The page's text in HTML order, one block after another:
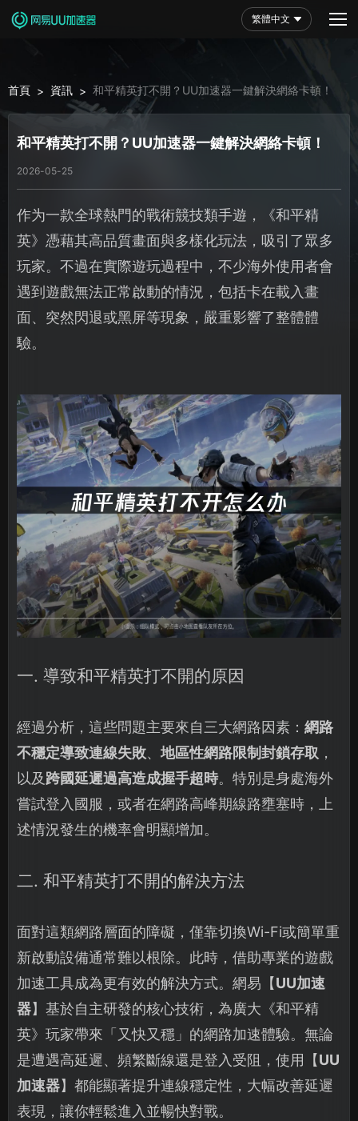
繁體中文
首頁 > 資訊 > 和平精英打不開？UU加速器一鍵解決網絡卡頓！
和平精英打不開？UU加速器一鍵解決網絡卡頓！
2026-05-25
作为一款全球熱門的戰術競技類手遊，《和平精
英》憑藉其高品質畫面與多樣化玩法，吸引了眾多
玩家。不過在實際遊玩過程中，不少海外使用者會
遇到遊戲無法正常啟動的情況，包括卡在載入畫
面、突然閃退或黑屏等現象，嚴重影響了整體體
驗。
一. 導致和平精英打不開的原因
經過分析，這些問題主要來自三大網路因素： 網路
不穩定導致連線失敗、 地區性網路限制封鎖存取 ，
以及跨國延遲過高造成握手超時。特別是身處海外
嘗試登入國服，或者在網路高峰期線路壅塞時，上
述情況發生的機率會明顯增加。
二. 和平精英打不開的解決方法
面對這類網路層面的障礙，僅靠切換Wi-Fi或簡單重
新啟動設備通常難以根除。此時，借助專業的遊戲
加速工具成為更有效的解決方式。網易【UU加速
器】基於自主研發的核心技術，為廣大《和平精
英》玩家帶來「又快又穩」的網路加速體驗。無論
是遭遇高延遲、頻繁斷線還是登入受阻，使用【UU
加速器】都能顯著提升連線穩定性，大幅改善延遲
表現，讓你輕鬆進入並暢快對戰。